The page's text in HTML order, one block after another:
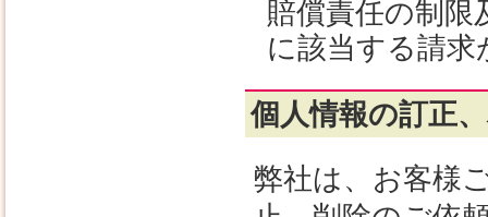
賠償責任の制限
に該当する請
個人情報の訂正
弊社は、お客様